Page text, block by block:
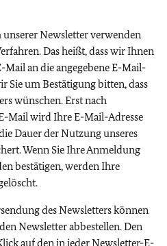
Newsletter verwenden
Das heißt, dass wir Ihnen
an die angegebene E-Mail-
Sie um Bestätigung bitten, dass
wünschen. Erst nach
Mail wird Ihre E-Mail-Adresse
Dauer der Nutzung unseres
Wenn Sie Ihre Anmeldung
bestätigen, werden Ihre
des Newsletters können
Newsletter abbestellen. Den
auf den in jeder Newsletter-E-